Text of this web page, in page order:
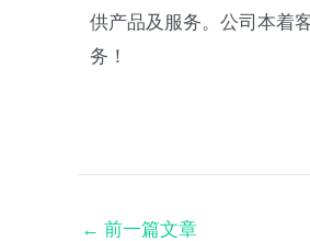
供产品及服务。公司本着
务！
← 前一篇文章